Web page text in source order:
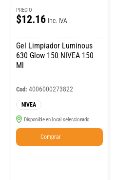
PRECIO
$12.16 Inc. IVA
Gel Limpiador Luminous
630 Glow 150 NIVEA 150
Ml
Cod: 4006000273822
NIVEA
Disponible en local seleccionado
Comprar